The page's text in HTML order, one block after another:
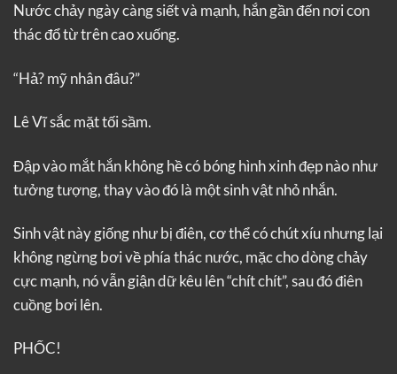
Nước chảy ngày càng siết và mạnh, hắn gần đến nơi con
thác đổ từ trên cao xuống.
“Hả? mỹ nhân đâu?”
Lê Vĩ sắc mặt tối sầm.
Đập vào mắt hắn không hề có bóng hình xinh đẹp nào như
tưởng tượng, thay vào đó là một sinh vật nhỏ nhắn.
Sinh vật này giống như bị điên, cơ thể có chút xíu nhưng lại
không ngừng bơi về phía thác nước, mặc cho dòng chảy
cực mạnh, nó vẫn giận dữ kêu lên “chít chít”, sau đó điên
cuồng bơi lên.
PHỐC!